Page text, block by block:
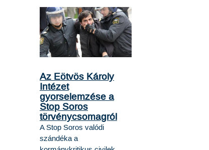
Az Eötvös Károly
Intézet
gyorselemzése a
Stop Soros
törvénycsomagról
A Stop Soros valódi
szándéka a